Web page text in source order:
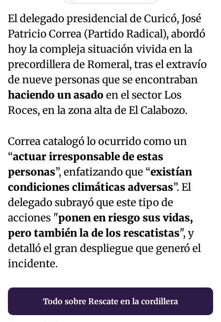
El delegado presidencial de Curicó, José
Patricio Correa (Partido Radical), abordó
hoy la compleja situación vivida en la
precordillera de Romeral, tras el extravío
de nueve personas que se encontraban
haciendo un asado en el sector Los
Roces, en la zona alta de El Calabozo.
Correa catalogó lo ocurrido como un
“actuar irresponsable de estas
personas”, enfatizando que “existían
condiciones climáticas adversas”. El
delegado subrayó que este tipo de
acciones "ponen en riesgo sus vidas,
pero también la de los rescatistas", y
detalló el gran despliegue que generó el
incidente.
Todo sobre Rescate en la cordillera